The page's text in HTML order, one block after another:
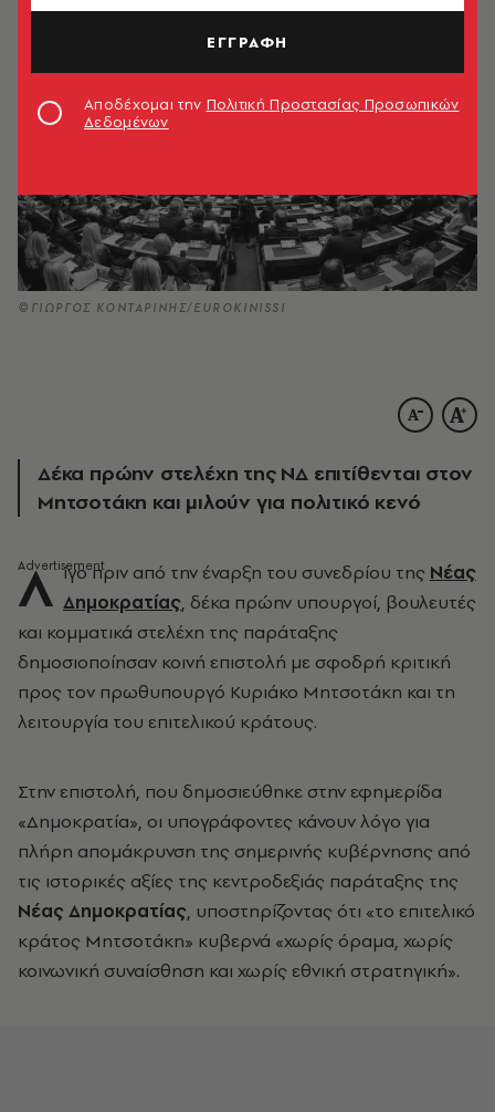
©ΓΙΩΡΓΟΣ ΚΟΝΤΑΡΙΝΗΣ/EUROKINISSI
Δέκα πρώην στελέχη της ΝΔ επιτίθενται στον
Μητσοτάκη και μιλούν για πολιτικό κενό
Λ ίγο πριν από την έναρξη του συνεδρίου της Νέας
Δημοκρατίας, δέκα πρώην υπουργοί, βουλευτές
και κομματικά στελέχη της παράταξης
δημοσιοποίησαν κοινή επιστολή με σφοδρή κριτική
προς τον πρωθυπουργό Κυριάκο Μητσοτάκη και τη
λειτουργία του επιτελικού κράτους.
Στην επιστολή, που δημοσιεύθηκε στην εφημερίδα
«Δημοκρατία», οι υπογράφοντες κάνουν λόγο για
πλήρη απομάκρυνση της σημερινής κυβέρνησης από
τις ιστορικές αξίες της κεντροδεξιάς παράταξης της
Νέας Δημοκρατίας, υποστηρίζοντας ότι «το επιτελικό
κράτος Μητσοτάκη» κυβερνά «χωρίς όραμα, χωρίς
κοινωνική συναίσθηση και χωρίς εθνική στρατηγική».
ΕΓΓΡΑΦΗ
Αποδέχομαι την Πολιτική Προστασίας Προσωπικών
Δεδομένων